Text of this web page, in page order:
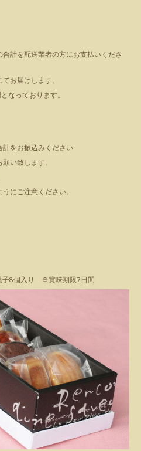
合計を配送業者の方にお支払いくださ
お届けします。
なっております。
計をお振込みください
い致します。
にご注意ください。
子8個入り ※賞味期限7日間